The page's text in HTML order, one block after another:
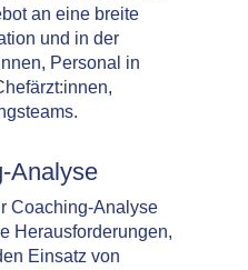
an eine breite
und in der
Personal in
Analyse
Coaching-Analyse
Herausforderungen,
Einsatz von